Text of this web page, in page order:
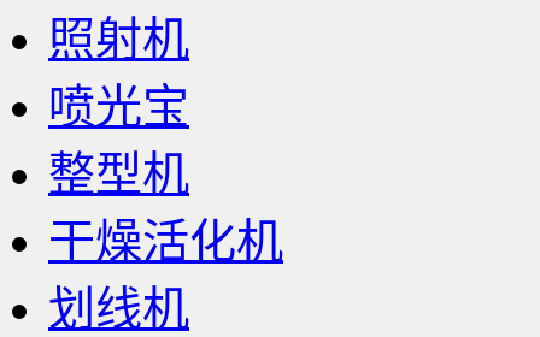
照射机
喷光宝
整型机
干燥活化机
划线机